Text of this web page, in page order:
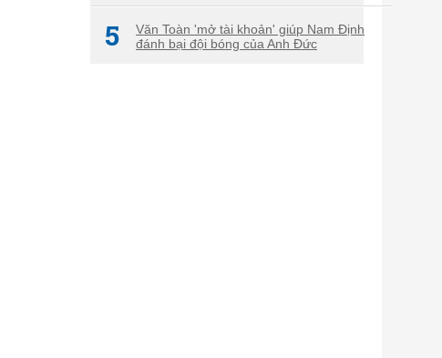
5
Văn Toàn 'mở tài khoản' giúp Nam Định
đánh bại đội bóng của Anh Đức